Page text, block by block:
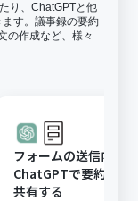
り、ChatGPTと他
す。議事録の要約
の作成など、様々
フォームの送信内容を
ChatGPTで要約し、
共有する